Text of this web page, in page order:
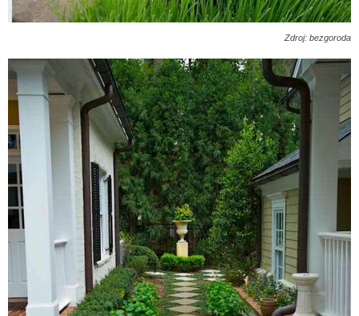
Zdroj: bezgoroda